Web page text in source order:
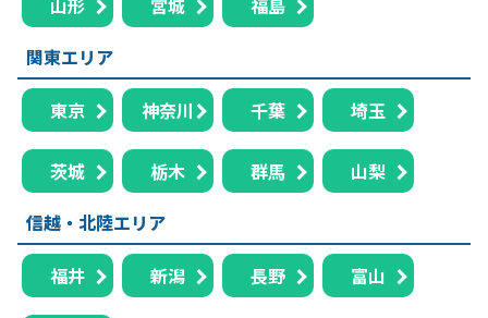
山形 宮城
福島
関東エリア
東京 神奈川 千葉 埼玉
茨城 栃木 群馬
山梨
信越・北陸エリア
福井 新潟 長野 富山